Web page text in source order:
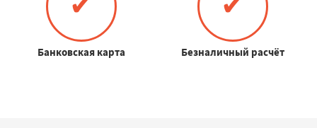
Банковская карта Безналичный расчёт